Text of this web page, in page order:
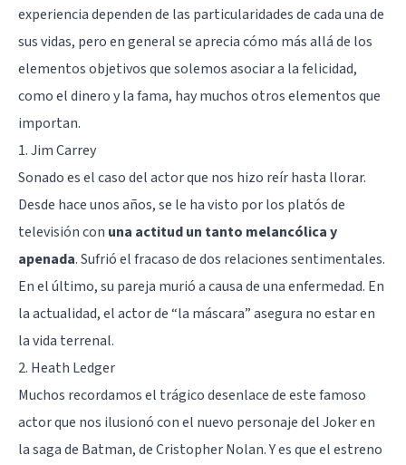
experiencia dependen de las particularidades de cada una de
sus vidas, pero en general se aprecia cómo más allá de los
elementos objetivos que solemos asociar a la felicidad,
como el dinero y la fama, hay muchos otros elementos que
importan.
1. Jim Carrey
Sonado es el caso del actor que nos hizo reír hasta llorar.
Desde hace unos años, se le ha visto por los platós de
televisión con una actitud un tanto melancólica y
apenada. Sufrió el fracaso de dos relaciones sentimentales.
En el último, su pareja murió a causa de una enfermedad. En
la actualidad, el actor de “la máscara” asegura no estar en
la vida terrenal.
2. Heath Ledger
Muchos recordamos el trágico desenlace de este famoso
actor que nos ilusionó con el nuevo personaje del Joker en
la saga de Batman, de Cristopher Nolan. Y es que el estreno